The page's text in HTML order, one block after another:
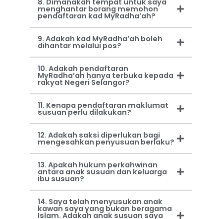
menghantar borang memohon
pendaftaran kad MyRadha’ah?
9. Adakah kad MyRadha’ah boleh
dihantar melalui pos?
10. Adakah pendaftaran
MyRadha’ah hanya terbuka kepada
rakyat Negeri Selangor?
11. Kenapa pendaftaran maklumat
susuan perlu dilakukan?
12. Adakah saksi diperlukan bagi
mengesahkan penyusuan berlaku?
13. Apakah hukum perkahwinan
antara anak susuan dan keluarga
ibu susuan?
14. Saya telah menyusukan anak
kawan saya yang bukan beragama
Islam. Adakah anak susuan saya